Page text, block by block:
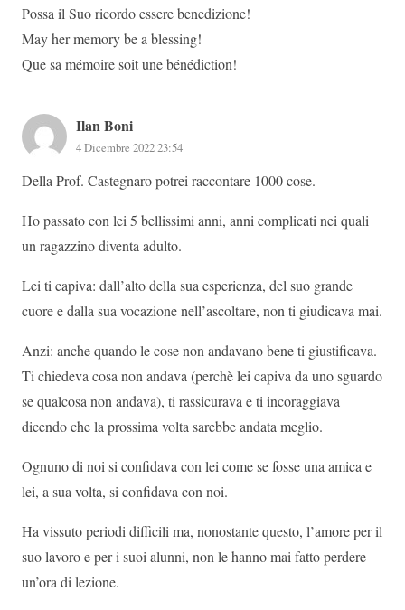
Possa il Suo ricordo essere benedizione!
May her memory be a blessing!
Que sa mémoire soit une bénédiction!
Ilan Boni
4 Dicembre 2022 23:54
Della Prof. Castegnaro potrei raccontare 1000 cose.
Ho passato con lei 5 bellissimi anni, anni complicati nei quali
un ragazzino diventa adulto.
Lei ti capiva: dall’alto della sua esperienza, del suo grande
cuore e dalla sua vocazione nell’ascoltare, non ti giudicava mai.
Anzi: anche quando le cose non andavano bene ti giustificava.
Ti chiedeva cosa non andava (perchè lei capiva da uno sguardo
se qualcosa non andava), ti rassicurava e ti incoraggiava
dicendo che la prossima volta sarebbe andata meglio.
Ognuno di noi si confidava con lei come se fosse una amica e
lei, a sua volta, si confidava con noi.
Ha vissuto periodi difficili ma, nonostante questo, l’amore per il
suo lavoro e per i suoi alunni, non le hanno mai fatto perdere
un’ora di lezione.